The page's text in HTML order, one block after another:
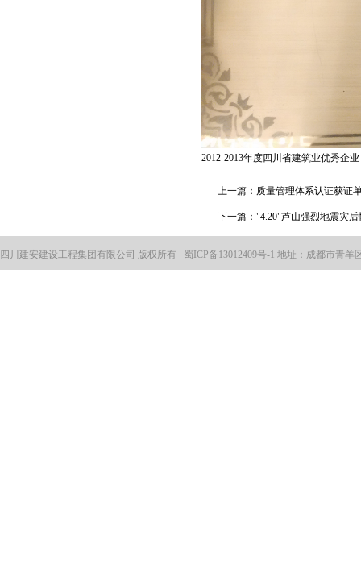
2012-2013年度四川省建筑业优秀企业
上一篇： 质量管理体系认证获证
下一篇： "4.20"芦山强烈地震灾
四川建安建设工程集团有限公司 版权所有 蜀ICP备13012409号-1 地址：成都市青羊